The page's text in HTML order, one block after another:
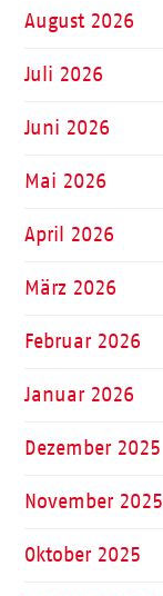
August 2026
Juli 2026
Juni 2026
Mai 2026
April 2026
März 2026
Februar 2026
Januar 2026
Dezember 2025
November 2025
Oktober 2025